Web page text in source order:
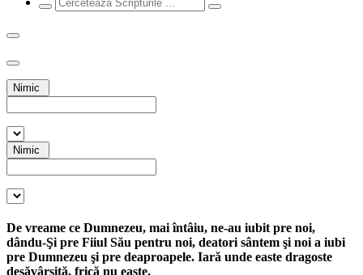
Nimic
Nimic
De vreame ce Dumnezeu, mai întâiu, ne-au iubit pre noi,
dându-Şi pre Fiiul Său pentru noi, deatori sântem şi noi a iubi
pre Dumnezeu şi pre deaproapele. Iară unde easte dragoste
desăvârşită, frică nu easte.